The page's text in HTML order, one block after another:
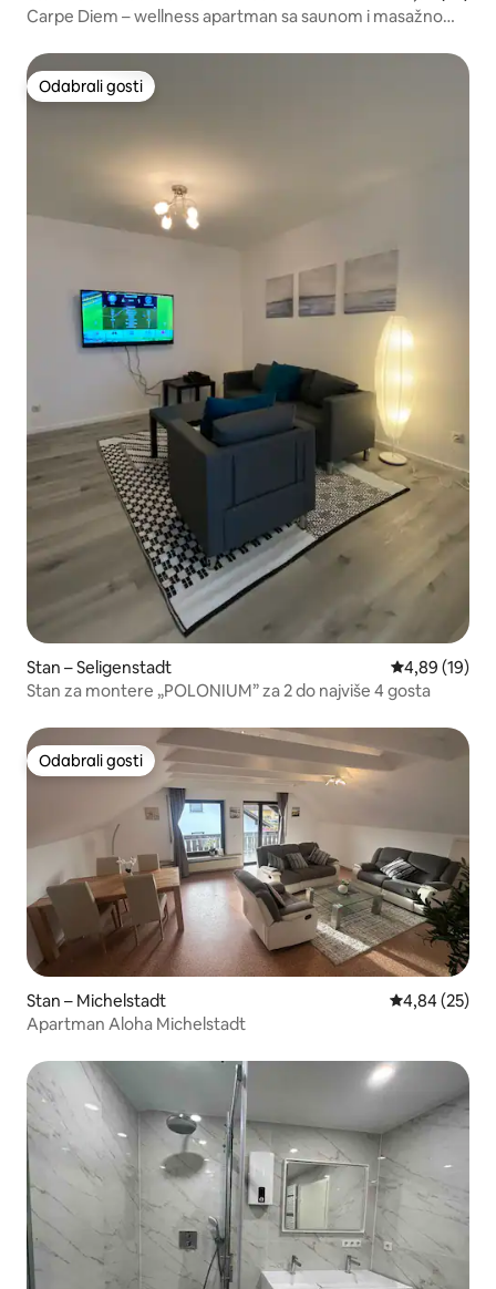
Carpe Diem – wellness apartman sa saunom i masažnom
Odabrali gosti
Odabrali gosti
Stan – Seligenstadt Prosječna
4,89 (19)
Stan za montere „POLONIUM” za 2 do najviše 4 gosta
Odabrali gosti
Odabrali gosti
Stan – Michelstadt Prosječna
4,84 (25)
Apartman Aloha Michelstadt